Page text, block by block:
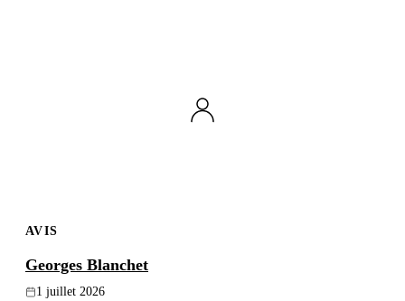
Publier un avis
AVIS
Georges Blanchet
1 juillet 2026